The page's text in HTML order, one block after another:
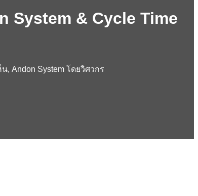
System & Cycle Time
Andon System โดยวิศวกร